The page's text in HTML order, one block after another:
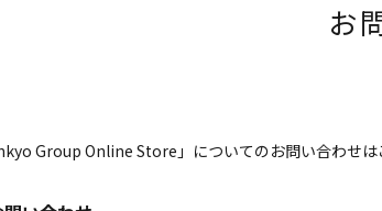
お
Group Online Store」についてのお問い合わせは